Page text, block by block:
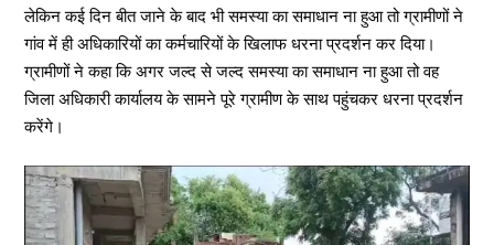
लेकिन कई दिन बीत जाने के बाद भी समस्या का समाधान ना हुआ तो ग्रामीणों ने
गांव में ही अधिकारियों का कर्मचारियों के खिलाफ धरना प्रदर्शन कर दिया।
ग्रामीणों ने कहा कि अगर जल्द से जल्द समस्या का समाधान ना हुआ तो वह
जिला अधिकारी कार्यालय के सामने पूरे ग्रामीण के साथ पहुंचकर धरना प्रदर्शन
करेंगे।